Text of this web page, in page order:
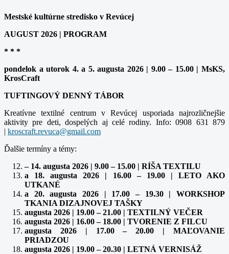
Mestské kultúrne stredisko v Revúcej
AUGUST 2026 | PROGRAM
* * *
pondelok a utorok 4. a 5. augusta 2026 | 9.00 – 15.00 | MsKS,
KrosCraft
TUFTINGOVÝ DENNÝ TÁBOR
Kreatívne textilné centrum v Revúcej usporiada najrozličnejšie
aktivity pre deti, dospelých aj celé rodiny. Info: 0908 631 879
| kroscraft.revuca@gmail.com
Ďalšie termíny a témy:
– 14. augusta 2026 | 9.00 – 15.00 | RÍŠA TEXTILU
a 18. augusta 2026 | 16.00 – 19.00 | LETO AKO
UTKANÉ
a 20. augusta 2026 | 17.00 – 19.30 | WORKSHOP
TKANIA DIZAJNOVEJ TAŠKY
augusta 2026 | 19.00 – 21.00 | TEXTILNÝ VEČER
augusta 2026 | 16.00 – 18.00 | TVORENIE Z FILCU
augusta 2026 | 17.00 – 20.00 | MAĽOVANIE
PRIADZOU
augusta 2026 | 19.00 – 20.30 | LETNÁ VERNISÁŽ